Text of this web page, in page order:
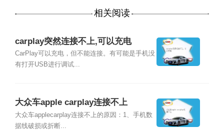
相关阅读
carplay突然连接不上,可以充电
CarPlay可以充电，但不能连接。有可能是手机没
有打开USB进行调试...
大众车apple carplay连接不上
大众车applecarplay连接不上的原因：1、手机数
据线破损或折断...